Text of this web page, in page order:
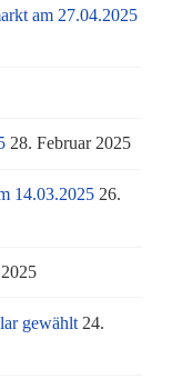
am 27.04.2025
28. Februar 2025
14.03.2025 26.
gewählt 24.